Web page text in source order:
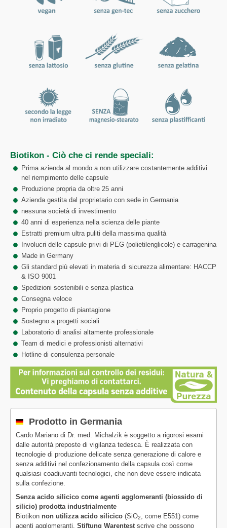
Biotikon - Ciò che ci rende speciali:
Prima azienda al mondo a non utilizzare costantemente additivi
nel riempimento delle capsule
Produzione propria da oltre 25 anni
Azienda gestita dal proprietario con sede in Germania
nessuna società di investimento
40 anni di esperienza nella scienza delle piante
Estratti premium ultra puliti della massima qualità
Involucri delle capsule privi di PEG (polietilenglicole) e carragenina
Made in Germany
Gli standard più elevati in materia di sicurezza alimentare: HACCP
& ISO 9001
Spedizioni sostenibili e senza plastica
Consegna veloce
Proprio progetto di piantagione
Sostegno a progetti sociali
Laboratorio di analisi altamente professionale
Team di medici e professionisti alternativi
Hotline di consulenza personale
Prodotto in Germania
Cardo Mariano di Dr. med. Michalzik è soggetto a rigorosi esami
dalle autorità preposte di vigilanza tedesca. È realizzata con
tecnologie di produzione delicate senza generazione di calore e
senza additivi nel confezionamento della capsula così come
qualsiasi coadiuvanti tecnologici, che non deve essere indicata
sulla confezione.
Senza acido silicico come agenti agglomeranti (biossido di
silicio) prodotta industrialmente
Biotikon non utilizza acido silicico (SiO2
, come E551) come
agenti agglomeranti. Stiftung Warentest scrive che possono